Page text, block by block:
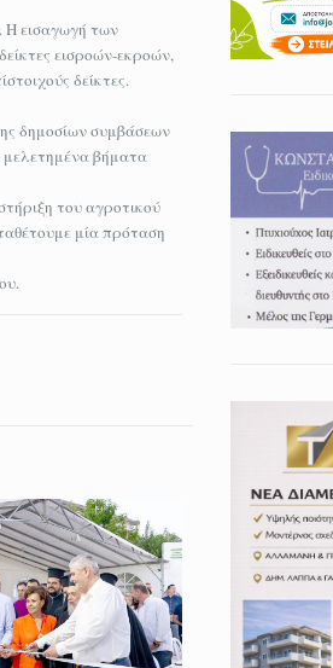
Η εισαγωγή των
εισροών-εκροών,
δείκτες.
δημοσίων συμβάσεων
μελετημένα βήματα
του αγροτικού
μία πρόταση